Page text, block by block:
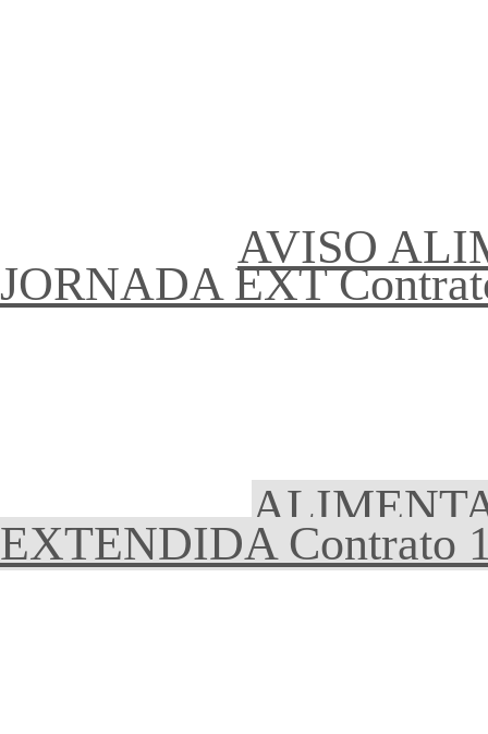
AVISO
JORNADA EXT
EXTENDIDA Contrato